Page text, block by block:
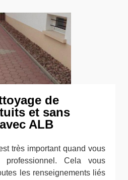
de
et sans
ALB
très important quand vous
Cela vous
les renseignements liés